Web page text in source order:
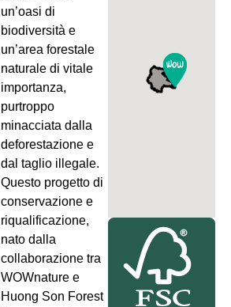
un’oasi di
biodiversità e
un’area forestale
naturale di vitale
importanza,
purtroppo
minacciata dalla
deforestazione e
dal taglio illegale.
Questo progetto di
conservazione e
riqualificazione,
nato dalla
collaborazione tra
WOWnature e
Huong Son Forest